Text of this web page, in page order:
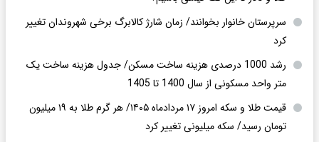
سرپرستان خانوار بخوانند/ زمان شارژ کالابرگ برخی شهروندان تغییر
کرد
رشد 1000 درصدی هزینه ساخت مسکن/ جدول هزینه ساخت یک
متر واحد مسکونی از سال 1400 تا 1405
قیمت طلا و سکه امروز ۱۷ مردادماه ۱۴۰۵/ هر گرم طلا به ۱۹ میلیون
تومان رسید/ سکه میلیونی تغییر کرد